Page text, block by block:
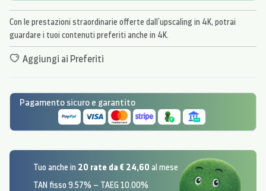
Con le prestazioni straordinarie offerte dall’upscaling in 4K, potrai
guardare i tuoi contenuti preferiti anche in 4K.
Aggiungi ai Preferiti
Pagamento sicuro e garantito
Tuo anche in 20 rate da € 24,60 al mese
TAN fisso 9.57% – TAEG 10.00%